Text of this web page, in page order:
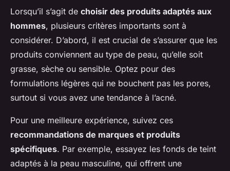
Lorsqu’il s’agit de choisir des produits adaptés aux
hommes, plusieurs critères importants sont à
considérer. D’abord, il est crucial de s’assurer que les
produits conviennent au type de peau, qu’elle soit
grasse, sèche ou sensible. Optez pour des
formulations légères qui ne bouchent pas les pores,
surtout si vous avez une tendance à l’acné.
Pour une meilleure expérience, suivez ces
recommandations de marques et produits
spécifiques. Par exemple, essayez les fonds de teint
adaptés à la peau masculine, qui offrent une